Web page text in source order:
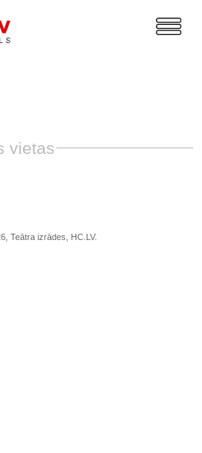
vietas
Teātra izrādes, HC.LV.